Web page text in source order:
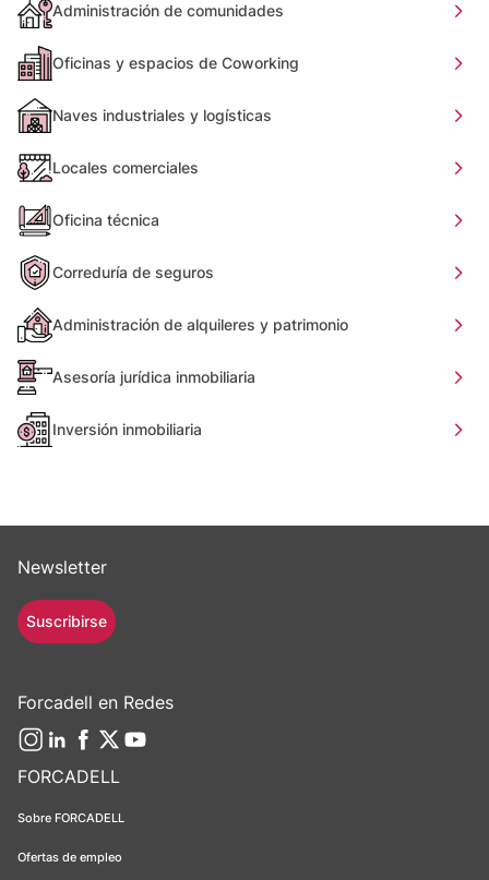
Administración de comunidades
Oficinas y espacios de Coworking
Naves industriales y logísticas
Locales comerciales
Oficina técnica
Correduría de seguros
Administración de alquileres y patrimonio
Asesoría jurídica inmobiliaria
Inversión inmobiliaria
FORCADELL
Sobre FORCADELL
Ofertas de empleo
Newsletter
Suscribirse
Forcadell en Redes